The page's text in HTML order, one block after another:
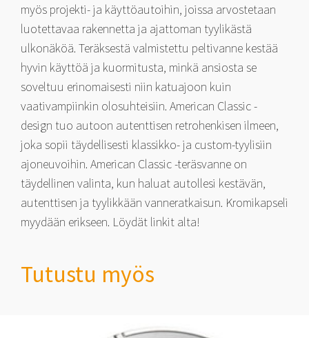
myös projekti- ja käyttöautoihin, joissa arvostetaan
luotettavaa rakennetta ja ajattoman tyylikästä
ulkonäköä. Teräksestä valmistettu peltivanne kestää
hyvin käyttöä ja kuormitusta, minkä ansiosta se
soveltuu erinomaisesti niin katuajoon kuin
vaativampiinkin olosuhteisiin. American Classic -
design tuo autoon autenttisen retrohenkisen ilmeen,
joka sopii täydellisesti klassikko- ja custom-tyylisiin
ajoneuvoihin. American Classic -teräsvanne on
täydellinen valinta, kun haluat autollesi kestävän,
autenttisen ja tyylikkään vanneratkaisun. Kromikapseli
myydään erikseen. Löydät linkit alta!
Tutustu myös